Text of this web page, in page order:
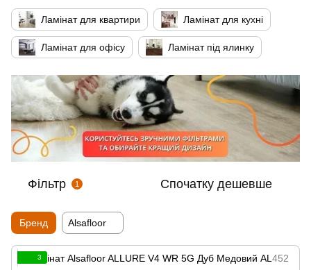
Ламінат для квартири Ламінат для кухні
Ламінат для офісу Ламінат під ялинку
Фільтр 1 Спочатку дешевше
Бренд Alsafloor
3